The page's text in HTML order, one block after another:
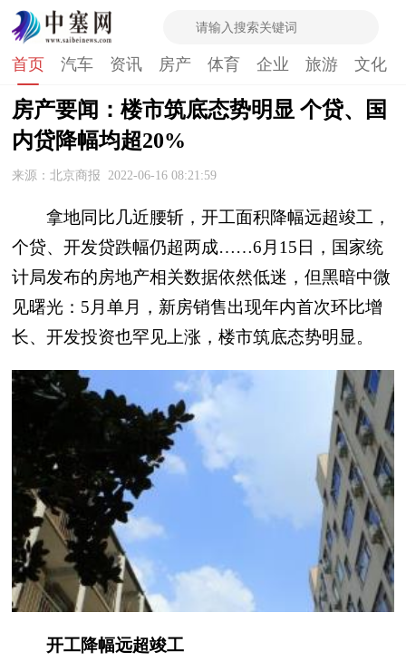
首页 汽车 资讯 房产 体育 企业 旅游 文化
房产要闻：楼市筑底态势明显 个贷、国
内贷降幅均超20%
来源：北京商报 2022-06-16 08:21:59
拿地同比几近腰斩，开工面积降幅远超竣工，
个贷、开发贷跌幅仍超两成……6月15日，国家统
计局发布的房地产相关数据依然低迷，但黑暗中微
见曙光：5月单月，新房销售出现年内首次环比增
长、开发投资也罕见上涨，楼市筑底态势明显。
开工降幅远超竣工